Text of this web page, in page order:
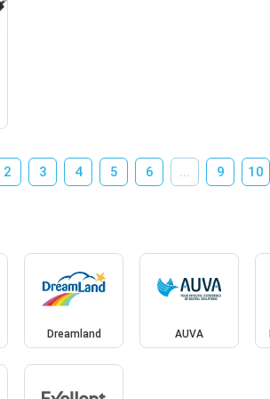
2 3 4 5 6 ... 9 10
Dreamland AUVA